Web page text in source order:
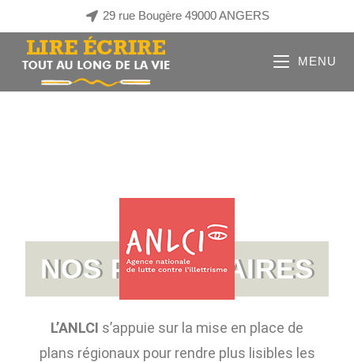
29 rue Bougère 49000 ANGERS
MENU
NOS PARTENAIRES
L’ANLCI s’appuie sur la mise en place de
plans régionaux pour rendre plus lisibles les